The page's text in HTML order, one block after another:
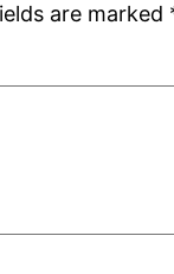
are marked